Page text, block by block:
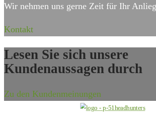
Wir nehmen uns gerne Zeit für Ihr
Kontakt
Lesen Sie sich unsere
Kundenaussagen durch
Zu den Kundenmeinungen